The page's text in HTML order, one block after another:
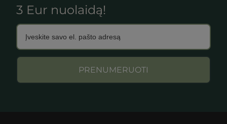
3 Eur nuolaidą!
PRENUMERUOTI